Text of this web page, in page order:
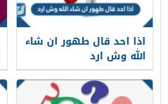
اذا احد قال طهور ان شاء
الله وش ارد